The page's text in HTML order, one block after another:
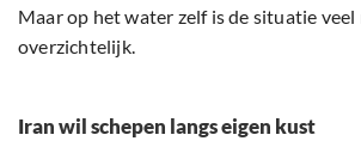
Maar op het water zelf is de situatie
overzichtelijk.
Iran wil schepen langs eigen kust